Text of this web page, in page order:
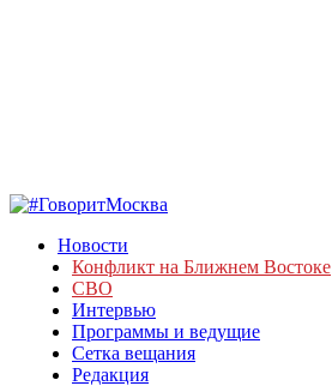
Новости
Конфликт на Ближнем Востоке
СВО
Интервью
Программы и ведущие
Сетка вещания
Редакция